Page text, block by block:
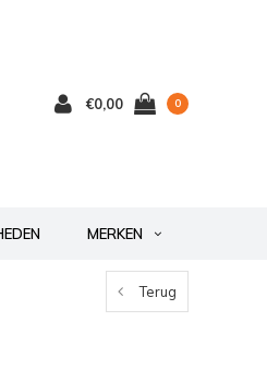
€0,00 0
MERKEN
Terug